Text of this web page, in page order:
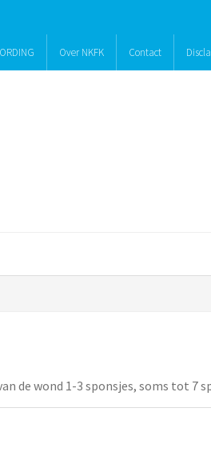
Over NKFK Contact
de wond 1-3 sponsjes, soms tot 7